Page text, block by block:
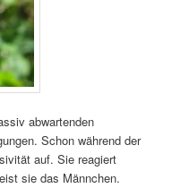
abwartenden
Schon während der
auf. Sie reagiert
sie das Männchen.